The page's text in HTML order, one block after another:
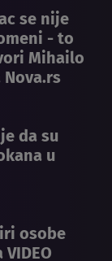
se nije
- to
Mihailo
da su
u
osobe